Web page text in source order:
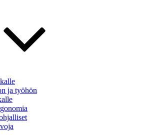
ja työhön